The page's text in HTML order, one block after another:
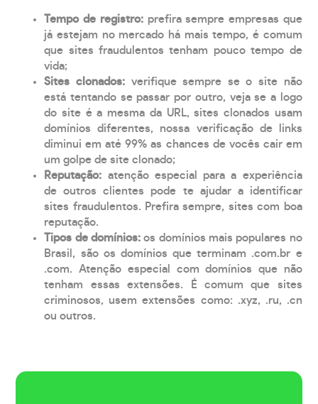
Tempo de registro: prefira sempre empresas que
já estejam no mercado há mais tempo, é comum
que sites fraudulentos tenham pouco tempo de
vida;
Sites clonados: verifique sempre se o site não
está tentando se passar por outro, veja se a logo
do site é a mesma da URL, sites clonados usam
domínios diferentes, nossa verificação de links
diminui em até 99% as chances de vocês cair em
um golpe de site clonado;
Reputação: atenção especial para a experiência
de outros clientes pode te ajudar a identificar
sites fraudulentos. Prefira sempre, sites com boa
reputação.
Tipos de domínios:os domínios mais populares no
Brasil, são os domínios que terminam .com.br e
.com. Atenção especial com domínios que não
tenham essas extensões. É comum que sites
criminosos, usem extensões como: .xyz, .ru, .cn
ou outros.